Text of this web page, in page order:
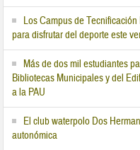
Los Campus de
para disfrutar del deporte este
Más de dos mil estudiantes
Bibliotecas Municipales y del
a la PAU
El club waterpolo Dos
autonómica